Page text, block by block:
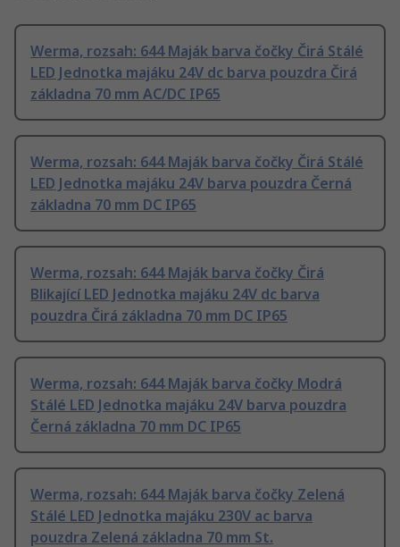
Werma, rozsah: 644 Maják barva čočky Čirá Stálé
LED Jednotka majáku 24V dc barva pouzdra Čirá
základna 70 mm AC/DC IP65
Werma, rozsah: 644 Maják barva čočky Čirá Stálé
LED Jednotka majáku 24V barva pouzdra Černá
základna 70 mm DC IP65
Werma, rozsah: 644 Maják barva čočky Čirá
Blikající LED Jednotka majáku 24V dc barva
pouzdra Čirá základna 70 mm DC IP65
Werma, rozsah: 644 Maják barva čočky Modrá
Stálé LED Jednotka majáku 24V barva pouzdra
Černá základna 70 mm DC IP65
Werma, rozsah: 644 Maják barva čočky Zelená
Stálé LED Jednotka majáku 230V ac barva
pouzdra Zelená základna 70 mm St.